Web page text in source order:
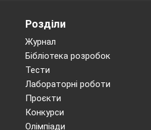
на тему «Слово в
не менше двох
Розділи
Журнал
Бібліотека розробок
Тести
Лабораторні роботи
Проєкти
Конкурси
Олімпіади